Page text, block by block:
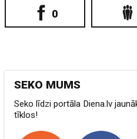
0
SEKO MUMS
Seko līdzi portāla Diena.lv
tīklos!